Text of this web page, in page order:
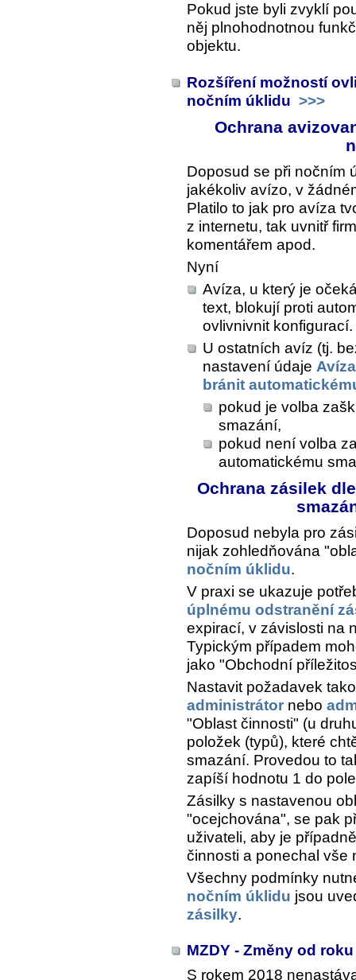
Pokud jste byli zvyklí
něj plnohodnotnou
objektu.
Rozšíření možností
nočním úklidu >>>
Ochrana
Doposud se při nočním
jakékoliv avízo, v
Platilo to jak pro avíza
z internetu, tak uvnitř
komentářem apod.
Nyní
Avíza, u který je
text, blokují proti
ovlivnivnit konfigurací.
U ostatních avíz (tj.
nastavení údaje
bránit
pokud je volba
smazání,
pokud není volba
automatickému
Ochrana zásilek
Doposud nebyla pro
nijak zohledňována
nočním úklidu.
V praxi se ukazuje
úplnému odstranění
expirací, v závislosti na
Typickým případem
jako "Obchodní
Nastavit požadavek
administrátor nebo
"Oblast činnosti" (u
položek (typů), které
smazání. Provedou to
zapíší hodnotu 1 do
Zásilky s nastavenou
"ocejchována", se pak
uživateli, aby je
činnosti a ponechal vše
Všechny podmínky
nočním úklidu jsou
zásilky.
MZDY - Změny od
S rokem 2018